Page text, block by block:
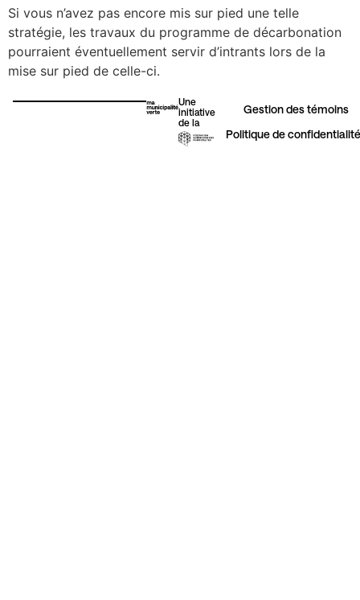
Éclairage urbain
Érosion côtière
Si vous n’avez pas encore mis sur pied une telle
stratégie, les travaux du programme de décarbonation
pourraient éventuellement servir d’intrants lors de la
mise sur pied de celle-ci.
Une
initiative
de la
Gestion des témoins​
Politique de confidentialité